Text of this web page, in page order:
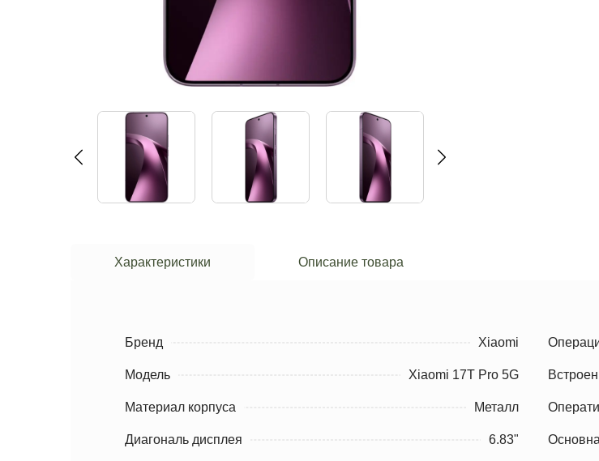
Характеристики Описание товара
Бренд Xiaomi
Модель Xiaomi 17T Pro 5G
Материал корпуса Металл
Диагональ дисплея 6.83"